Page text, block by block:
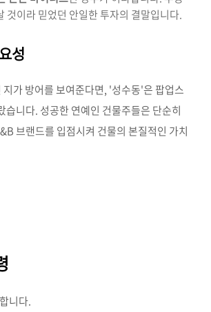
것이라 믿었던 안일한 투자의 결말입니다.
성
가 방어를 보여준다면, '성수동'은 팝업스
니다. 성공한 연예인 건물주들은 단순히
브랜드를 입점시켜 건물의 본질적인 가치
니다.